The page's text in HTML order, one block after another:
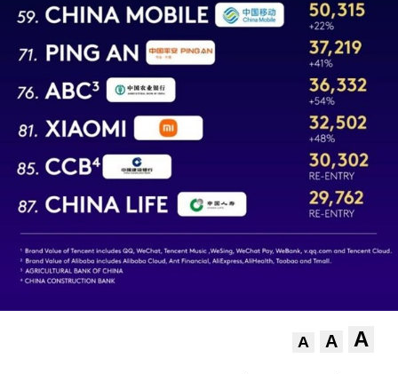
A A A